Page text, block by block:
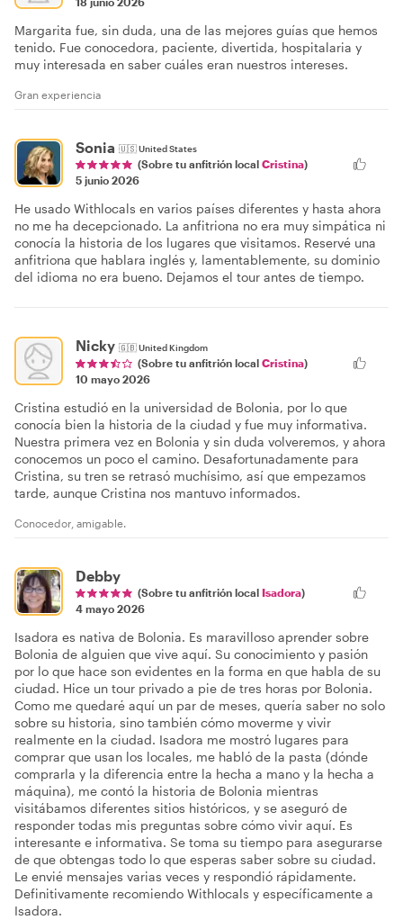
Margarita fue, sin duda, una de las mejores guías que hemos
tenido. Fue conocedora, paciente, divertida, hospitalaria y
muy interesada en saber cuáles eran nuestros intereses.
Gran experiencia
Sonia 🇺🇸United States
(Sobre tu anfitrión local Cristina)
5 junio 2026
He usado Withlocals en varios países diferentes y hasta ahora
no me ha decepcionado. La anfitriona no era muy simpática ni
conocía la historia de los lugares que visitamos. Reservé una
anfitriona que hablara inglés y, lamentablemente, su dominio
del idioma no era bueno. Dejamos el tour antes de tiempo.
Nicky 🇬🇧United Kingdom
(Sobre tu anfitrión local Cristina)
10 mayo 2026
Cristina estudió en la universidad de Bolonia, por lo que
conocía bien la historia de la ciudad y fue muy informativa.
Nuestra primera vez en Bolonia y sin duda volveremos, y ahora
conocemos un poco el camino. Desafortunadamente para
Cristina, su tren se retrasó muchísimo, así que empezamos
tarde, aunque Cristina nos mantuvo informados.
Conocedor, amigable.
Debby
(Sobre tu anfitrión local Isadora)
4 mayo 2026
Isadora es nativa de Bolonia. Es maravilloso aprender sobre
Bolonia de alguien que vive aquí. Su conocimiento y pasión
por lo que hace son evidentes en la forma en que habla de su
ciudad. Hice un tour privado a pie de tres horas por Bolonia.
Como me quedaré aquí un par de meses, quería saber no solo
sobre su historia, sino también cómo moverme y vivir
realmente en la ciudad. Isadora me mostró lugares para
comprar que usan los locales, me habló de la pasta (dónde
comprarla y la diferencia entre la hecha a mano y la hecha a
máquina), me contó la historia de Bolonia mientras
visitábamos diferentes sitios históricos, y se aseguró de
responder todas mis preguntas sobre cómo vivir aquí. Es
interesante e informativa. Se toma su tiempo para asegurarse
de que obtengas todo lo que esperas saber sobre su ciudad.
Le envié mensajes varias veces y respondió rápidamente.
Definitivamente recomiendo Withlocals y específicamente a
Isadora.